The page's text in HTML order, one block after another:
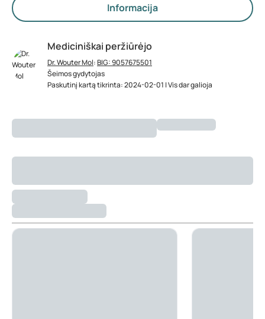
Informacija
Mediciniškai peržiūrėjo
Dr. Wouter Mol:BIG: 9057675501
Šeimos gydytojas
Paskutinį kartą tikrinta: 2024-02-01 | Vis dar galioja